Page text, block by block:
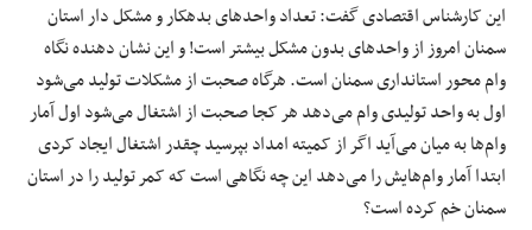
این کارشناس اقتصادی گفت: تعداد واحدهای بدهکار و مشکل دار استان
سمنان امروز از واحدهای بدون مشکل بیشتر است! و این نشان دهنده نگاه
وام محور استانداری سمنان است. هرگاه صحبت از مشکلات تولید می‌شود
اول به واحد تولیدی وام می‌دهد هر کجا صحبت از اشتغال می‌شود اول آمار
وام‌ها به میان می‌آید اگر از کمیته امداد بپرسید چقدر اشتغال ایجاد کردی
ابتدا آمار وام‌هایش را می‌دهد این چه نگاهی است که کمر تولید را در استان
سمنان خم کرده است؟